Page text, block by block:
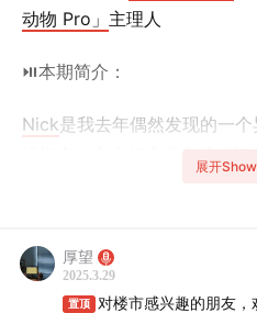
动物 Pro」 主理人
⏯️本期简介：
Nick是我去年偶然发现的一
投资客，完全把房子当成「
完全理性，对房子没有任何
城市的房价周期之上，而且
展开
厚望
2025.3.29
置顶
对楼市感兴趣的朋友